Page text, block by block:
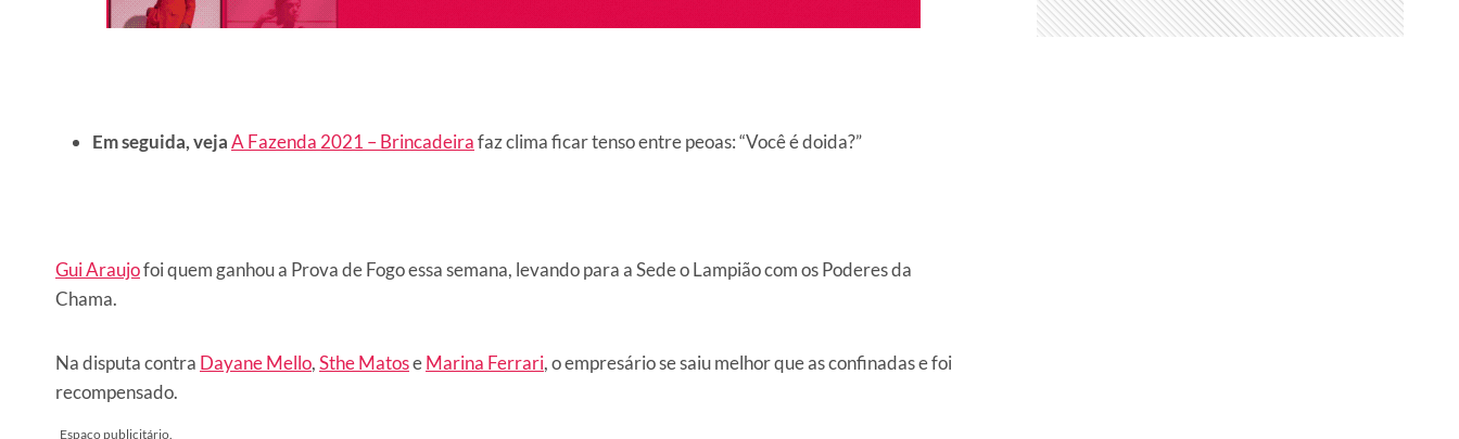
Em seguida, vejaA Fazenda 2021 – Brincadeirafaz clima ficar tenso entre peoas: “Você é doida?”
Gui Araujofoi quem ganhou a Prova de Fogo essa semana, levando para a Sede o Lampião com os Poderes da
Chama.
Na disputa contra Dayane Mello,Sthe MatoseMarina Ferrari, o empresário se saiu melhor que as confinadas e foi
recompensado.